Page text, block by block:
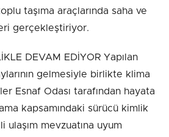
taşıma araçlarında saha ve
gerçekleştiriyor.
DEVAM EDİYOR Yapılan
gelmesiyle birlikte klima
Esnaf Odası tarafından hayata
kapsamındaki sürücü kimlik
ulaşım mevzuatına uyum